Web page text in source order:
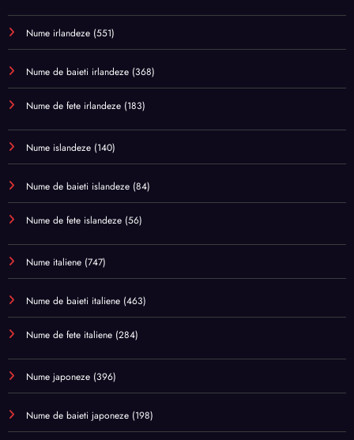
Nume irlandeze (551)
Nume de baieti irlandeze (368)
Nume de fete irlandeze (183)
Nume islandeze (140)
Nume de baieti islandeze (84)
Nume de fete islandeze (56)
Nume italiene (747)
Nume de baieti italiene (463)
Nume de fete italiene (284)
Nume japoneze (396)
Nume de baieti japoneze (198)